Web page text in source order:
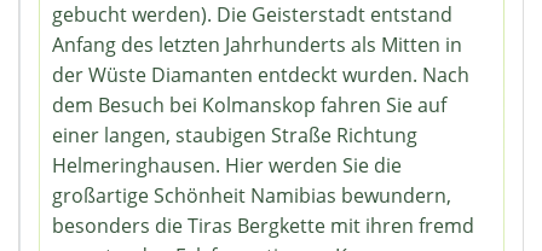
gebucht werden). Die Geisterstadt entstand
Anfang des letzten Jahrhunderts als Mitten in
der Wüste Diamanten entdeckt wurden. Nach
dem Besuch bei Kolmanskop fahren Sie auf
einer langen, staubigen Straße Richtung
Helmeringhausen. Hier werden Sie die
großartige Schönheit Namibias bewundern,
besonders die Tiras Bergkette mit ihren fremd